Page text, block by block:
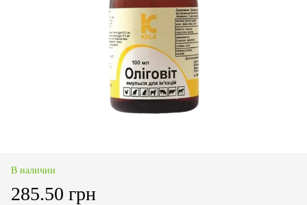
В наличии
285.50 грн